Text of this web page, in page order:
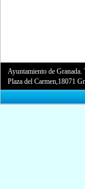
Ayuntamiento de Granada.
Plaza del Carmen,18071